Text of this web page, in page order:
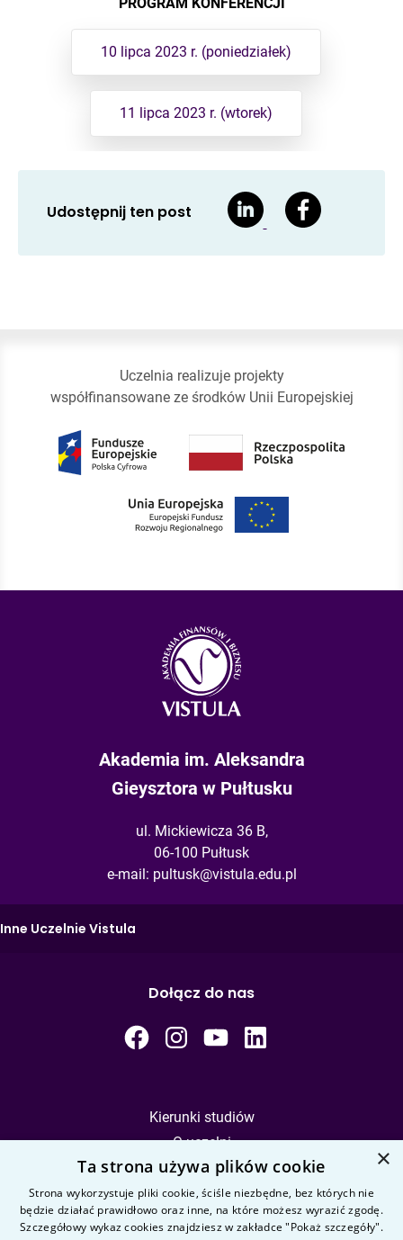
10 lipca 2023 r. (poniedziałek)
11 lipca 2023 r. (wtorek)
Udostępnij ten post
Uczelnia realizuje projekty
współfinansowane ze środków Unii Europejskiej
Akademia im. Aleksandra
Gieysztora w Pułtusku
ul. Mickiewicza 36 B,
06-100 Pułtusk
e-mail: pultusk@vistula.edu.pl
Inne Uczelnie Vistula
Kierunki studiów
O uczelni
Kandydat
Student
Dołącz do nas
×
Ta strona używa plików cookie
Strona wykorzystuje pliki cookie, ściśle niezbędne, bez których nie
będzie działać prawidłowo oraz inne, na które możesz wyrazić zgodę.
Szczegółowy wykaz cookies znajdziesz w zakładce "Pokaż szczegóły".